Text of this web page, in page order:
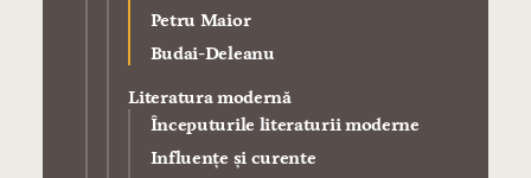
Petru Maior
Budai-Deleanu
Literatura modernă
Începuturile literaturii moderne
Influenţe şi curente